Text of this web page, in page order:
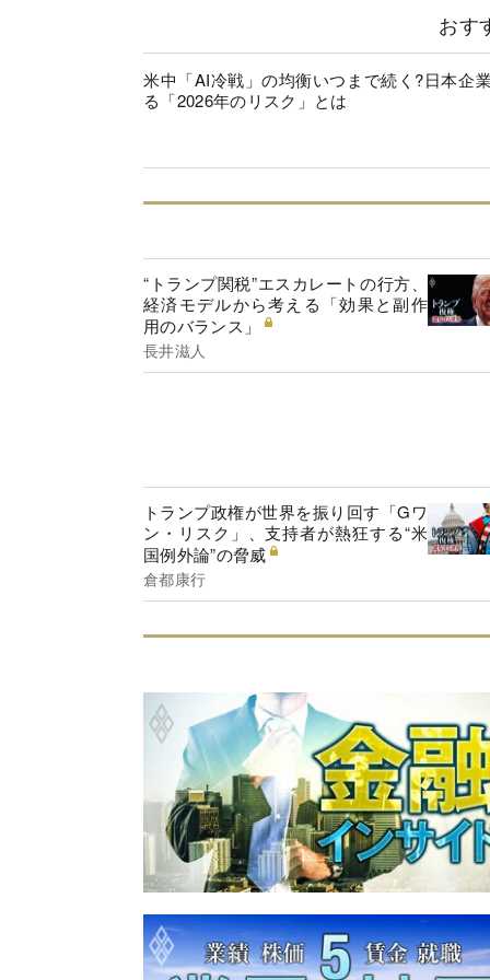
おす
米中「AI冷戦」の均衡いつまで続く?日本企
る「2026年のリスク」とは
“トランプ関税”エスカレートの行方、
経済モデルから考える「効果と副作
用のバランス」
長井滋人
トランプ政権が世界を振り回す「Gワ
ン・リスク」、支持者が熱狂する“米
国例外論”の脅威
倉都康行